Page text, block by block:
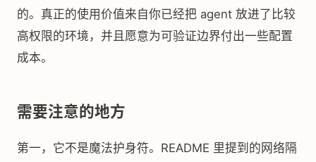
的。真正的使用价值来自你已经把 agent 放进了比较
高权限的环境，并且愿意为可验证边界付出一些配置
成本。
需要注意的地方
第一，它不是魔法护身符。README 里提到的网络隔